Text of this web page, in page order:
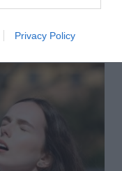
Privacy Policy